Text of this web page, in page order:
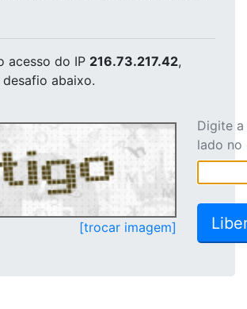
acesso do IP 216.73.217.42,
abaixo.
[trocar imagem]
Digite
lado no